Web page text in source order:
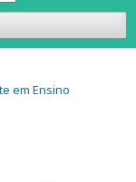
em Ensino